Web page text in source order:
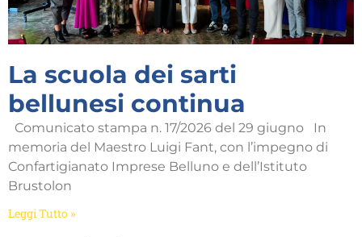
La scuola dei sarti
bellunesi continua
Comunicato stampa n. 17/2026 del 29 giugno In
memoria del Maestro Luigi Fant, con l’impegno di
Confartigianato Imprese Belluno e dell’Istituto
Brustolon
Leggi Tutto »